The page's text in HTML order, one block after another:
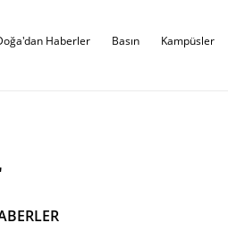
Haberler Basın Kampüsler